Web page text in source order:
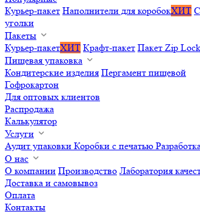
Курьер-пакет Наполнители для коробокХИТ
уголки
Пакеты
Курьер-пакетХИТ Крафт-пакет Пакет Zip Lock
Пищевая упаковка
Кондитерские изделия Пергамент пищевой
Гофрокартон
Для оптовых клиентов
Распродажа
Калькулятор
Услуги
Аудит упаковки Коробки с печатью
О нас
О компании Производство Лаборатория
Доставка и самовывоз
Оплата
Контакты